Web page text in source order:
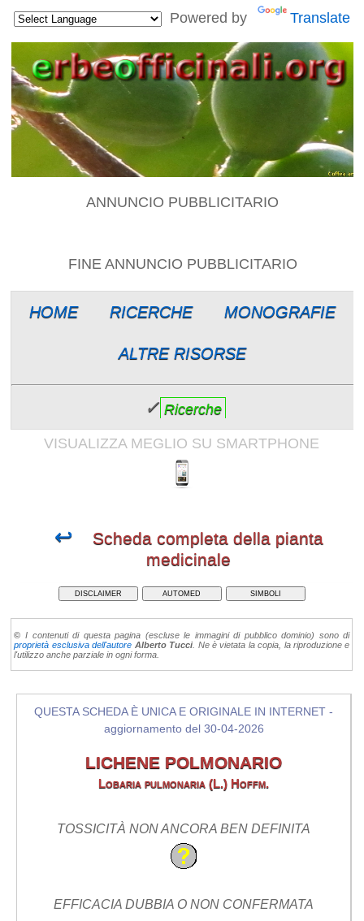
Powered by Translate
ANNUNCIO PUBBLICITARIO
FINE ANNUNCIO PUBBLICITARIO
HOME RICERCHE MONOGRAFIE
ALTRE RISORSE
✓ Ricerche
VISUALIZZA MEGLIO SU SMARTPHONE
↩ Scheda completa della pianta
medicinale
DISCLAIMER AUTOMED SIMBOLI
© I contenuti di questa pagina (escluse le immagini di pubblico dominio) sono di
proprietà esclusiva dell'autore Alberto Tucci . Ne è vietata la copia, la riproduzione e
l'utilizzo anche parziale in ogni forma.
QUESTA SCHEDA È UNICA E ORIGINALE IN INTERNET -
aggiornamento del 30-04-2026
LICHENE POLMONARIO
Lobaria pulmonaria (L.) Hoffm.
TOSSICITÀ NON ANCORA BEN DEFINITA
EFFICACIA DUBBIA O NON CONFERMATA